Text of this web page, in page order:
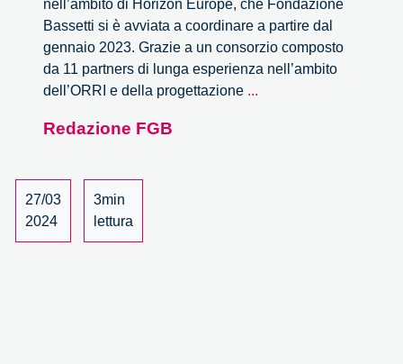
nell’ambito di Horizon Europe, che Fondazione
Bassetti si è avviata a coordinare a partire dal
gennaio 2023. Grazie a un consorzio composto
da 11 partners di lunga esperienza nell’ambito
dell’ORRI e della progettazione ...
Redazione FGB
27/03
2024
3min
lettura